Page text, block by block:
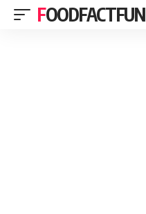
FOODFACTFUN